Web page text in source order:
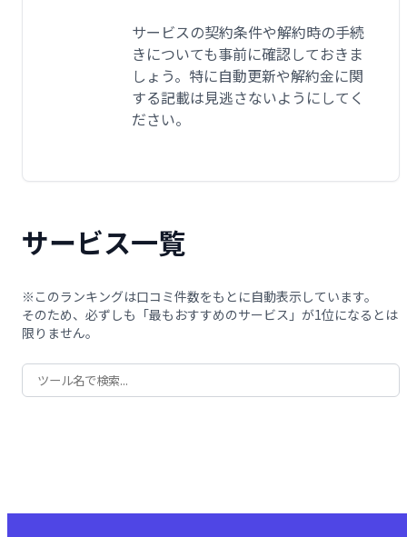
サービスの契約条件や解約時の手続
きについても事前に確認しておきま
しょう。特に自動更新や解約金に関
する記載は見逃さないようにしてく
ださい。
サービス一覧
※このランキングは口コミ件数をもとに自動表示しています。
そのため、必ずしも「最もおすすめのサービス」が1位になるとは
限りません。